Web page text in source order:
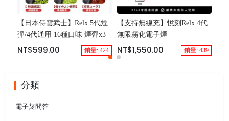
【日本侍雲武士】Relx 5代煙
彈/4代通用 16種口味 煙彈x3
NT$599.00 銷量: 424
【支持無線充】悅刻Relx 4代
無限霧化電子煙
NT$1,550.00 銷量: 439
分類
電子菸問答